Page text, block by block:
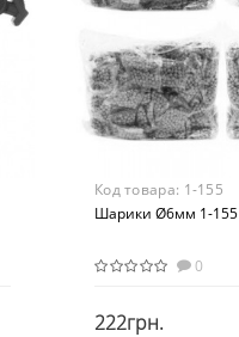
Код товара: 1-155
Шарики Ø6мм 1-155
0
222грн.